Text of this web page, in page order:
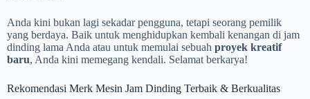
Anda kini bukan lagi sekadar pengguna, tetapi seorang pemilik
yang berdaya. Baik untuk menghidupkan kembali kenangan di jam
dinding lama Anda atau untuk memulai sebuah proyek kreatif
baru, Anda kini memegang kendali. Selamat berkarya!
Rekomendasi Merk Mesin Jam Dinding Terbaik & Berkualitas